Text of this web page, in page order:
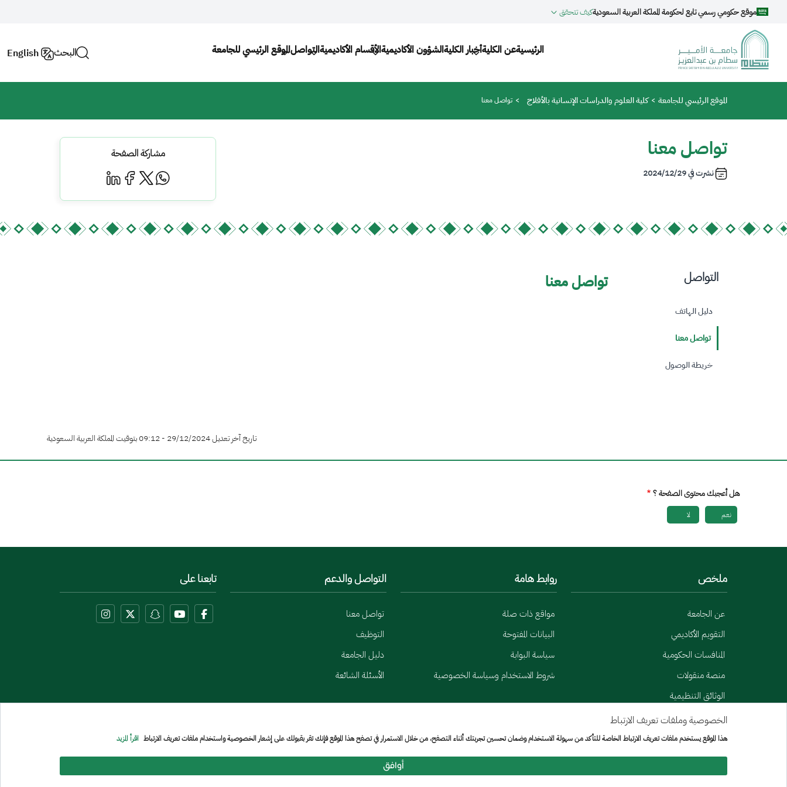
تجاوز إلى المحتوى الرئيسي
موقع حكومي رسمي تابع لحكومة المملكة العربية السعوديةكيف تتحقق
Main navigation
الرئيسيةعن الكليةأخبار الكليةالشؤون الأكاديميةاﻷقسام الأكاديميةالتواصلالموقع الرئيسي للجامعة البحث English
مسار التنقل
الموقع الرئيسي للجامعة كلية العلوم والدراسات الإنسانية بالأفلاج تواصل معنا
تواصل معنا
نشرت في2024/12/29
مشاركة الصفحة
التواصل
دليل الهاتف
تواصل معنا
خريطة الوصول
تواصل معنا
تاريخ آخر تعديل 29/12/2024 - 09:12 بتوقيت المملكة العربية السعودية
هل أعجبك محتوى الصفحة ؟
نعم لا
ملخص
عن الجامعة
التقويم الأكاديمي
المنافسات الحكومية
منصة منقولات
الوثائق التنظيمية
روابط هامة
مواقع ذات صلة
البيانات المفتوحة
سياسة البوابة
شروط الاستخدام وسياسة الخصوصية
التواصل والدعم
تواصل معنا
التوظيف
دليل الجامعة
الأسئلة الشائعة
تابعنا على
Menu Copyright
خريطة الموقع
تاريخ آخر تعديل:05/11/2025
الخصوصية وملفات تعريف الارتباط
هذا الموقع يستخدم ملفات تعريف الارتباط الخاصة للتأكد من سهولة الاستخدام وضمان تحسين تجربتك أثناء التصفح، من خلال الاستمرار في تصفح هذا الموقع فإنك تقر بقبولك على إشعار الخصوصية واستخدام ملفات تعريف الارتباط اقرأ المزيد
أوافق